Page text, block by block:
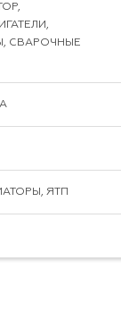
СВАРОЧНЫЕ
ЯТП